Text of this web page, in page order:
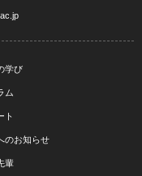
学び
ム
ト
のお知らせ
輩